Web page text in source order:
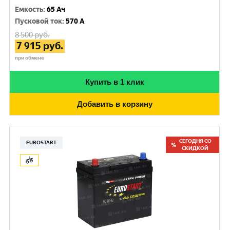
Емкость:65 Ач
Пусковой ток:570 A
8 500руб.
7 915 руб.
при обмене
Купить в 1 клик
Добавить в корзину
EUROSTART
СЕГОДНЯ СО
СКИДКОЙ